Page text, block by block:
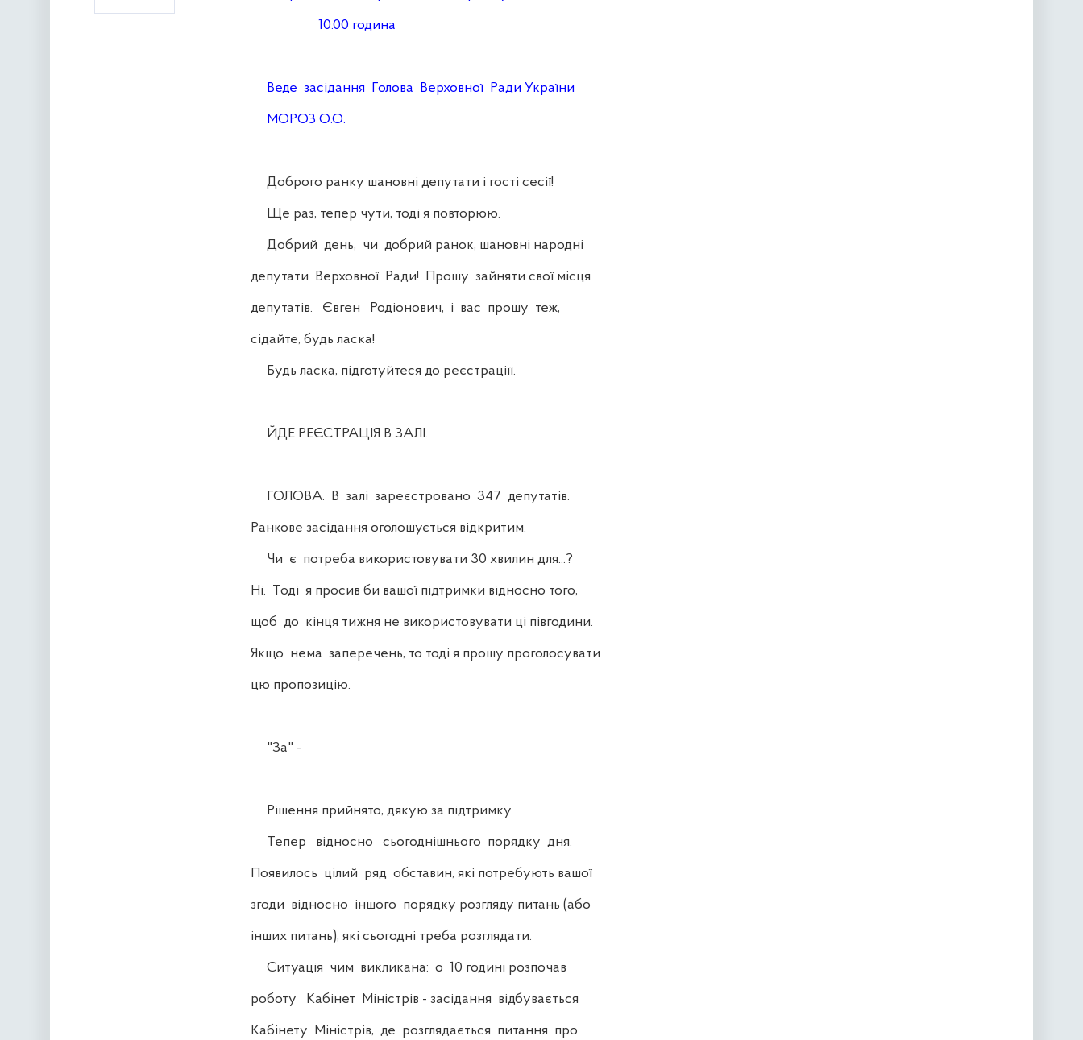
10.00 година
Веде засідання Голова Верховної Ради України
МОРОЗ О.О.
Доброго ранку шановні депутати і гості сесії!
Ще раз, тепер чути, тоді я повторюю.
Добрий день, чи добрий ранок, шановні народні
депутати Верховної Ради! Прошу зайняти свої місця
депутатів. Євген Родіонович, і вас прошу теж,
сідайте, будь ласка!
Будь ласка, підготуйтеся до реєстраціїї.
ЙДЕ РЕЄСТРАЦІЯ В ЗАЛІ.
ГОЛОВА. В залі зареєстровано 347 депутатів.
Ранкове засідання оголошується відкритим.
Чи є потреба використовувати 30 хвилин для...?
Ні. Тоді я просив би вашої підтримки відносно того,
щоб до кінця тижня не використовувати ці півгодини.
Якщо нема заперечень, то тоді я прошу проголосувати
цю пропозицію.
"За" -
Рішення прийнято, дякую за підтримку.
Тепер відносно сьогоднішнього порядку дня.
Появилось цілий ряд обставин, які потребують вашої
згоди відносно іншого порядку розгляду питань (або
інших питань), які сьогодні треба розглядати.
Ситуація чим викликана: о 10 годині розпочав
роботу Кабінет Міністрів - засідання відбувається
Кабінету Міністрів, де розглядається питання про